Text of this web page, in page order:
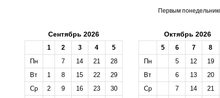
Первым
Сентябрь 2026
1 2 3 4
5
Пн
7 14 21
28
Вт
1 8 15 22
29
Ср
2 9 16 23
30
Октябрь 2026
5 6 7
8
Пн
5 12
19
Вт
6 13
20
Ср
7 14
21